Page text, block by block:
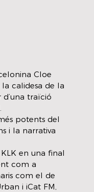
Cloe
calidesa de la
traïció
potents del
i la narrativa
en una final
com a
com el de
i iCat FM,